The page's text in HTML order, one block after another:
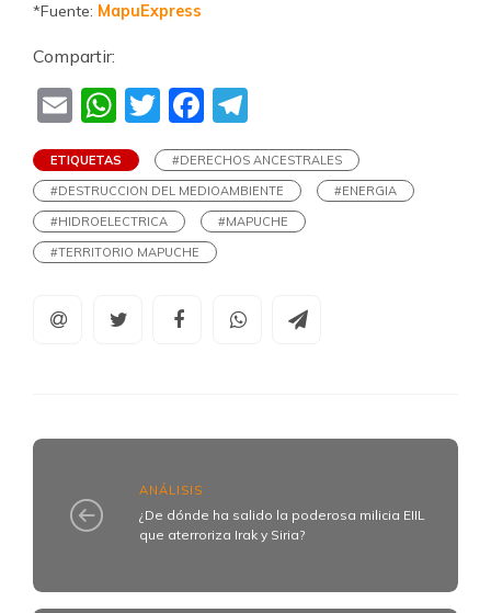
*Fuente: MapuExpress
Compartir:
EmailWhatsApp
TwitterFacebook
ETIQUETAS
#DERECHOS ANCESTRALES
#DESTRUCCION DEL MEDIOAMBIENTE
#ENERGIA
#HIDROELECTRICA
#MAPUCHE
#TERRITORIO MAPUCHE
ANÁLISIS
¿De dónde ha salido la poderosa milicia EIIL
que aterroriza Irak y Siria?